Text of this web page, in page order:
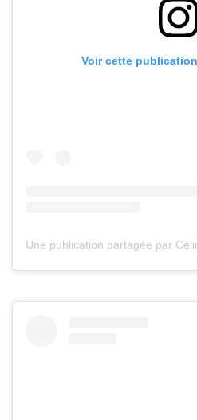
Voir cette